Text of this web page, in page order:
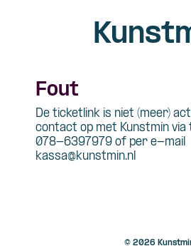
Fout
De ticketlink is niet (meer)
contact op met Kunstmin
078-6397979 of per e-mail
kassa@kunstmin.nl
© 2026